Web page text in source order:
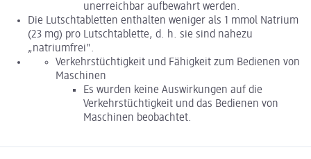
unerreichbar aufbewahrt werden.
Die Lutschtabletten enthalten weniger als 1 mmol Natrium
(23 mg) pro Lutschtablette, d. h. sie sind nahezu
„natriumfrei".
Verkehrstüchtigkeit und Fähigkeit zum Bedienen von
Maschinen
Es wurden keine Auswirkungen auf die
Verkehrstüchtigkeit und das Bedienen von
Maschinen beobachtet.